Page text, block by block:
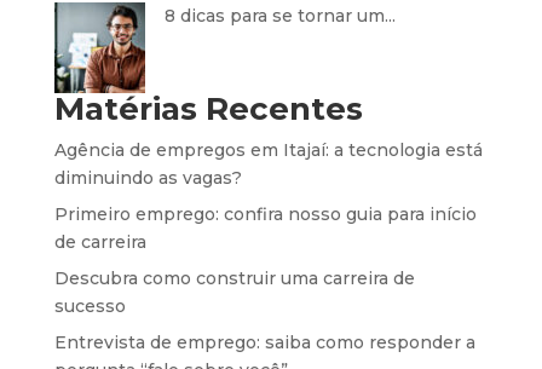
8 dicas para se tornar um...
Matérias Recentes
Agência de empregos em Itajaí: a tecnologia está
diminuindo as vagas?
Primeiro emprego: confira nosso guia para início
de carreira
Descubra como construir uma carreira de
sucesso
Entrevista de emprego: saiba como responder a